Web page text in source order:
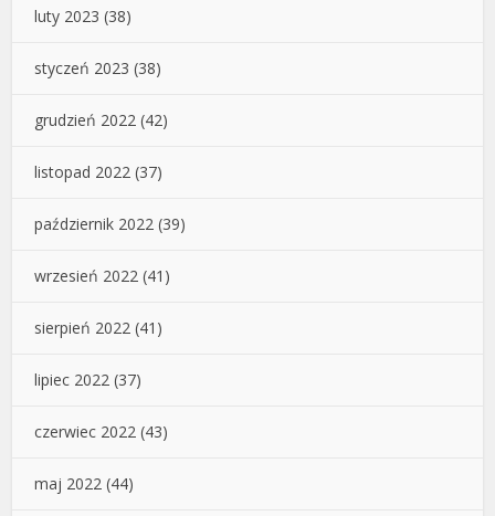
luty 2023 (38)
styczeń 2023 (38)
grudzień 2022 (42)
listopad 2022 (37)
październik 2022 (39)
wrzesień 2022 (41)
sierpień 2022 (41)
lipiec 2022 (37)
czerwiec 2022 (43)
maj 2022 (44)